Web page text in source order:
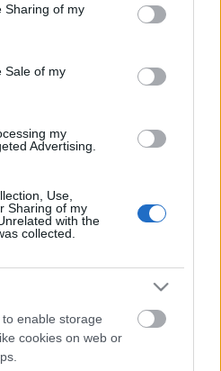
behaviour. You may click to
and its third-party tags to
purposes in below Google
Sharing of my
Sale of my
my
Advertising.
Use,
Sharing of my
with the
collected.
enable storage
cookies on web or
Micaela
(franciául)
Bohémélet- Mimi(olaszul)
szóló
Mrs. Alice Ford
a szerájból-
Káel Csaba